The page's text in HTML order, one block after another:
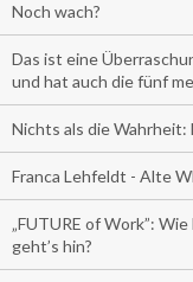
Noch wach?
Das ist eine
und hat auch die fünf
Nichts als die
Franca Lehfeldt - Alte
„FUTURE of Work”:
geht’s hin?